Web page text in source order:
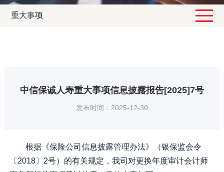
重大事项
中信保诚人寿重大事项信息披露报告[2025]7号
发布时间：2025-12-30
根据《保险公司信息披露管理办法》（银保监会令
〔2018〕2号）的有关规定，我司对更换年度审计会计师